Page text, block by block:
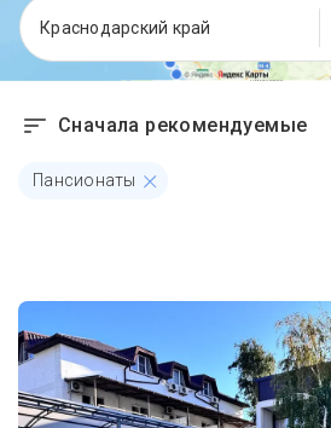
Краснодарский край
Сначала рекомендуемые
Пансионаты